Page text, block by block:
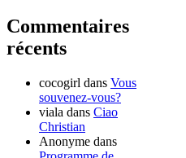
Commentaires
récents
cocogirl dans Vous
souvenez-vous?
viala dans Ciao
Christian
Anonyme dans